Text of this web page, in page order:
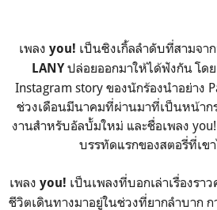
เพลง you! เป็นซิงเกิ้ลลำดับที่สามจา
LANYปล่อยออกมาให้ได้ฟังกัน โด
Instagram story ของนักร้องนำอย่าง
ช่วงเดือนมีนาคมที่ผ่านมาที่เป็นหน้าก
งานสำหรับอัลบั้มใหม่ และชื่อเพลง
บรรทัดแรกของสตอรี่ที่เข
เพลง you! เป็นเพลงที่บอกเล่าเรื่องรา
ชีวิตเดินทางมาอยู่ในช่วงที่ยากลำบาก